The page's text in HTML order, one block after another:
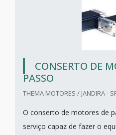
CONSERTO DE
PASSO
THEMA MOTORES / JANDIRA -
O conserto de motores de
serviço capaz de fazer o